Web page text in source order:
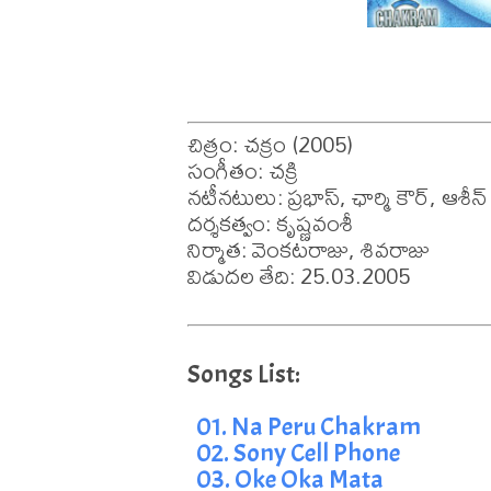
చిత్రం: చక్రం (2005)
సంగీతం: చక్రి
నటీనటులు: ప్రభాస్, ఛార్మి కౌర్, ఆశీన్
దర్శకత్వం: కృష్ణవంశీ
నిర్మాత: వెంకటరాజు, శివరాజు
విడుదల తేది: 25.03.2005
01. Na Peru Chakram
02. Sony Cell Phone
03. Oke Oka Mata